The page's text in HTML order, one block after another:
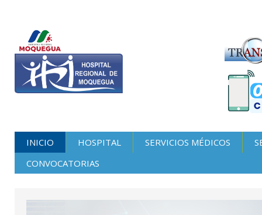
INICIO HOSPITAL SERVICIOS MÉDICOS
CONVOCATORIAS